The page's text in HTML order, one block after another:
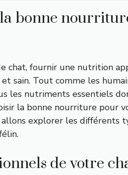
bonne
chat, fournir une nutrition
sain. Tout comme les
les nutriments essentiels
la bonne nourriture pour
allons explorer les
de votre